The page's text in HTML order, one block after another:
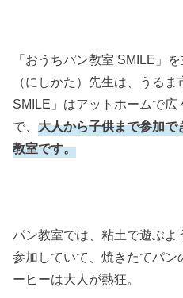
「おうちパン教室 SMILE」
（にしかた）先生は、うる
SMILE」はアットホームで広
で、大人から子供まで参加
教室です。
パン教室では、粘土で遊ぶ
参加していて、焼きたてパン
ーヒーは大人が熱狂。